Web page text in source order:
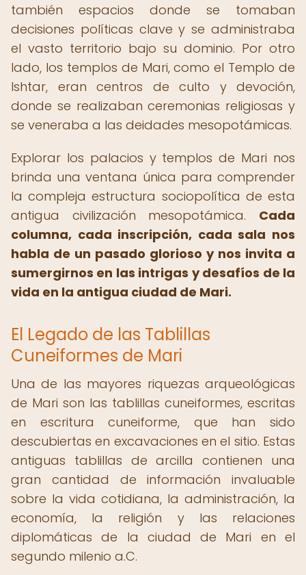
también espacios donde se tomaban
decisiones políticas clave y se administraba
el vasto territorio bajo su dominio. Por otro
lado, los templos de Mari, como el Templo de
Ishtar, eran centros de culto y devoción,
donde se realizaban ceremonias religiosas y
se veneraba a las deidades mesopotámicas.
Explorar los palacios y templos de Mari nos
brinda una ventana única para comprender
la compleja estructura sociopolítica de esta
antigua civilización mesopotámica. Cada
columna, cada inscripción, cada sala nos
habla de un pasado glorioso y nos invita a
sumergirnos en las intrigas y desafíos de la
vida en la antigua ciudad de Mari.
El Legado de las Tablillas
Cuneiformes de Mari
Una de las mayores riquezas arqueológicas
de Mari son las tablillas cuneiformes, escritas
en escritura cuneiforme, que han sido
descubiertas en excavaciones en el sitio. Estas
antiguas tablillas de arcilla contienen una
gran cantidad de información invaluable
sobre la vida cotidiana, la administración, la
economía, la religión y las relaciones
diplomáticas de la ciudad de Mari en el
segundo milenio a.C.